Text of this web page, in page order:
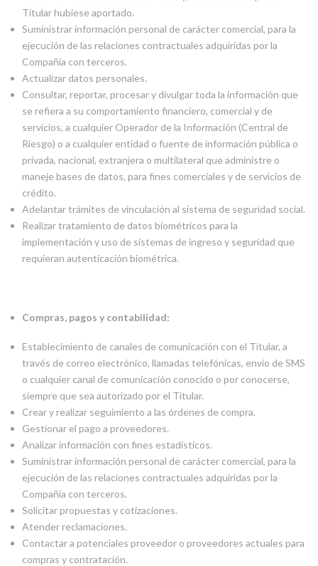
Titular hubiese aportado.
Suministrar información personal de carácter comercial, para la
ejecución de las relaciones contractuales adquiridas por la
Compañía con terceros.
Actualizar datos personales.
Consultar, reportar, procesar y divulgar toda la información que
se refiera a su comportamiento financiero, comercial y de
servicios, a cualquier Operador de la Información (Central de
Riesgo) o a cualquier entidad o fuente de información pública o
privada, nacional, extranjera o multilateral que administre o
maneje bases de datos, para fines comerciales y de servicios de
crédito.
Adelantar trámites de vinculación al sistema de seguridad social.
Realizar tratamiento de datos biométricos para la
implementación y uso de sistemas de ingreso y seguridad que
requieran autenticación biométrica.
Compras, pagos y contabilidad:
Establecimiento de canales de comunicación con el Titular, a
través de correo electrónico, llamadas telefónicas, envío de SMS
o cualquier canal de comunicación conocido o por conocerse,
siempre que sea autorizado por el Titular.
Crear y realizar seguimiento a las órdenes de compra.
Gestionar el pago a proveedores.
Analizar información con fines estadísticos.
Suministrar información personal de carácter comercial, para la
ejecución de las relaciones contractuales adquiridas por la
Compañía con terceros.
Solicitar propuestas y cotizaciones.
Atender reclamaciones.
Contactar a potenciales proveedor o proveedores actuales para
compras y contratación.